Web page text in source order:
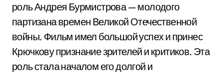
роль Андрея Бурмистрова — молодого
партизана времен Великой Отечественной
войны. Фильм имел большой успех и принес
Крючкову признание зрителей и критиков. Эта
роль стала началом его долгой и